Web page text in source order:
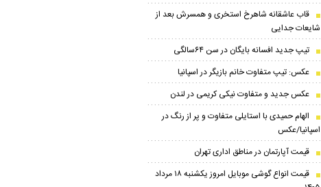
قاب عاشقانه شاهرخ استخری و همسرش بعد از
شایعات جدایی
تیپ جدید افسانه بایگان در سن ۶۴سالگی
عکس: تیپ متفاوت خانم بازیگر در اسپانیا
عکس جدید و متفاوت نیکی کریمی در لندن
الهام حمیدی با استایلی متفاوت و پر از رنگ در
اسپانیا/عکس
قیمت آپارتمان در مناطق اداری تهران
قیمت انواع گوشی موبایل امروز یکشنبه ۱۸ مرداد